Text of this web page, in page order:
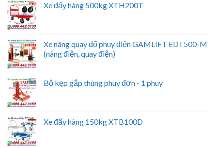
Xe đẩy hàng 500kg XTH200T
Xe nâng quay đổ phuy điện GAMLIFT EDT500-M
(nâng điện, quay điện)
Bộ kẹp gắp thùng phuy đơn - 1 phuy
Xe đẩy hàng 150kg XTB100D